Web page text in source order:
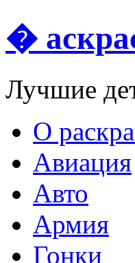
�
Лучшие
О
Авиация
Авто
Армия
Гонки